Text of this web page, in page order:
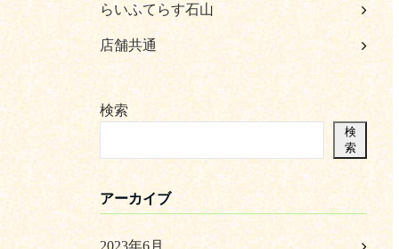
らいふてらす石山
店舗共通
検索
検
索
アーカイブ
2023年6月